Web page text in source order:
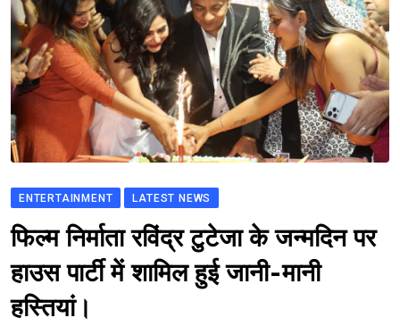
ENTERTAINMENT LATEST NEWS
फिल्म निर्माता रविंद्र टुटेजा के जन्मदिन पर
हाउस पार्टी में शामिल हुई जानी-मानी
हस्तियां।